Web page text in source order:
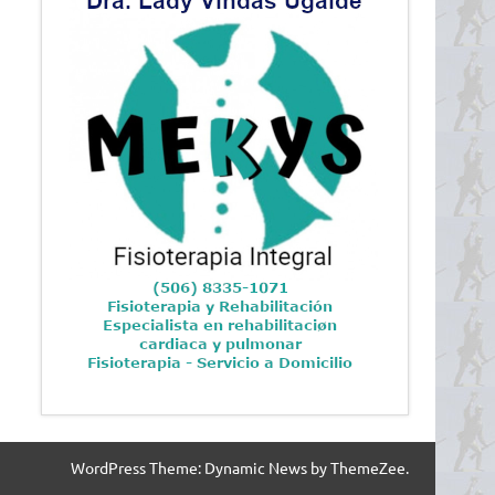
WordPress Theme: Dynamic News by ThemeZee.